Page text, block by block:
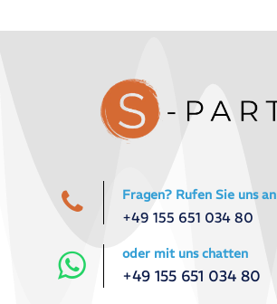
Fragen? Rufen Sie uns an
+49 155 651 034 80
oder mit uns chatten
+49 155 651 034 80